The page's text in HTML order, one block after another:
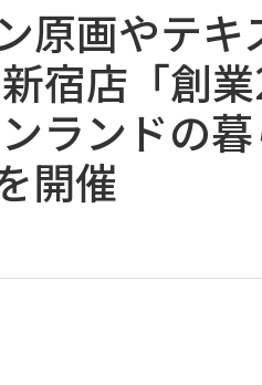
原画やテ
宿店「創
ランドの
開催